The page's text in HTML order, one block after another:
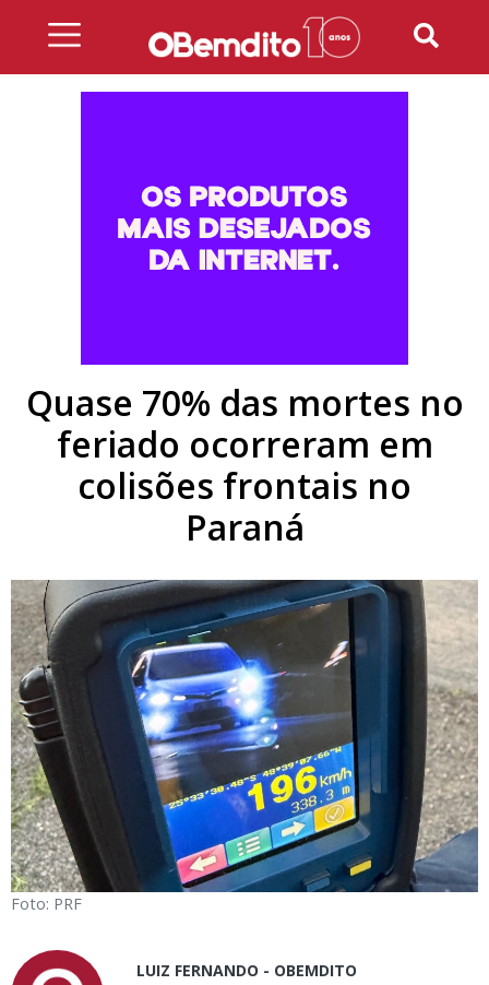
Quase 70% das mortes no
feriado ocorreram em
colisões frontais no
Paraná
Foto: PRF
LUIZ FERNANDO - OBEMDITO